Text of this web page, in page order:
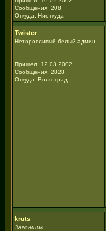
Сообщения: 208
Откуда: Ниоткуда
Twister
Неторопливый белый админ
Пришел: 12.03.2002
Сообщения: 2828
Откуда: Волгоград
kruts
Загонщик